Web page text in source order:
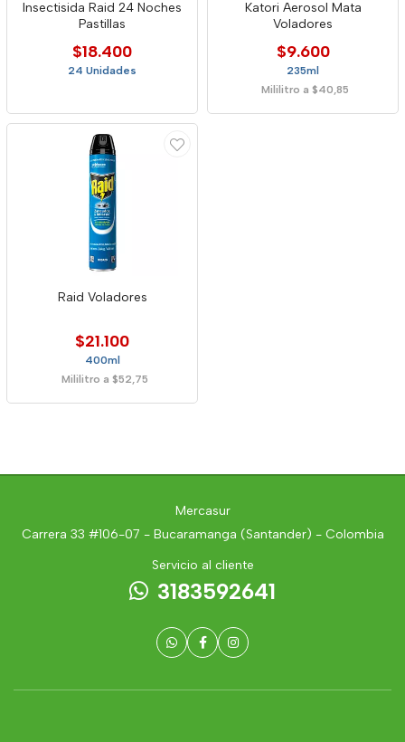
Insectisida Raid 24 Noches
Pastillas
$18.400
24 Unidades
Katori Aerosol Mata
Voladores
$9.600
235ml
Mililitro a $40,85
Raid Voladores
$21.100
400ml
Mililitro a $52,75
Mercasur
Carrera 33 #106-07 - Bucaramanga (Santander) - Colombia
Servicio al cliente
3183592641